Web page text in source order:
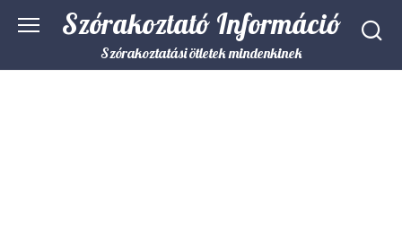
Szórakoztató Információ
Szórakoztatási ötletek mindenkinek